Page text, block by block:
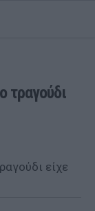
τραγούδι